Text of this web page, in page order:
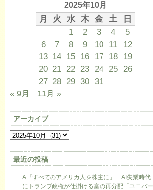
2025年10月
月 火 水 木 金 土
日
1
2 3 4
5
6
7 8 9 10 11
12
13 14 15 16 17 18
19
20 21 22 23 24 25
26
27 28 29 30 31
« 9月
11月 »
アーカイブ
最近の投稿
A『すべてのアメリカ人を株主に」…AI失業時代
にトランプ政権が仕掛ける富の再分配「ユニバー